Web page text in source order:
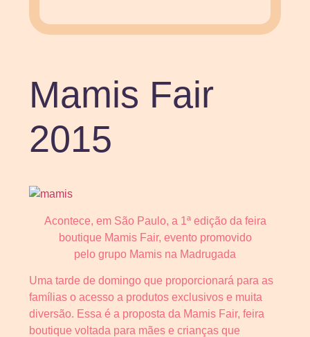
Mamis Fair
2015
Acontece, em São Paulo, a 1ª edição da feira
boutique Mamis Fair, evento promovido
pelo grupo Mamis na Madrugada
Uma tarde de domingo que proporcionará para as
famílias o acesso a produtos exclusivos e muita
diversão. Essa é a proposta da Mamis Fair, feira
boutique voltada para mães e crianças que